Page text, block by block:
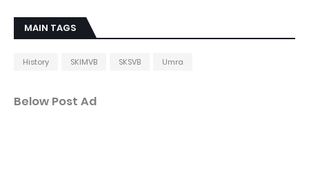
MAIN TAGS
History SKIMVB SKSVB Umra
Below Post Ad